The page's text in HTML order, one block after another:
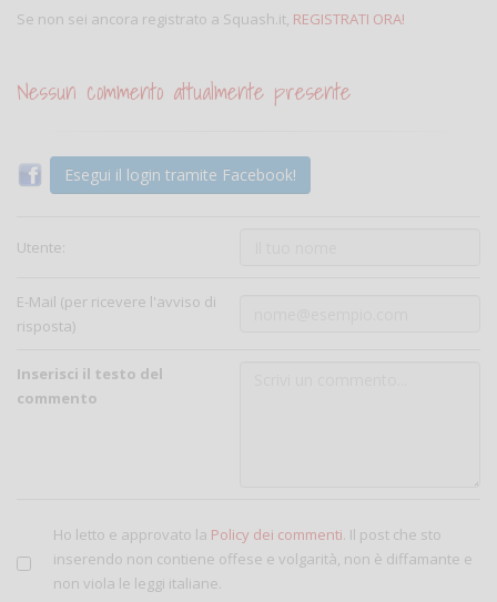
Se non sei ancora registrato a Squash.it, REGISTRATI ORA!
Nessun commento attualmente presente
Esegui il login tramite Facebook!
Utente:
E-Mail (per ricevere l'avviso di
risposta)
Inserisci il testo del
commento
Ho letto e approvato la Policy dei commenti. Il post che sto
inserendo non contiene offese e volgarità, non è diffamante e
non viola le leggi italiane.